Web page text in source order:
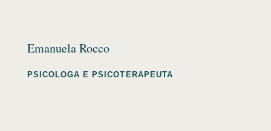
Emanuela Rocco
PSICOLOGA E PSICOTERAPEUTA